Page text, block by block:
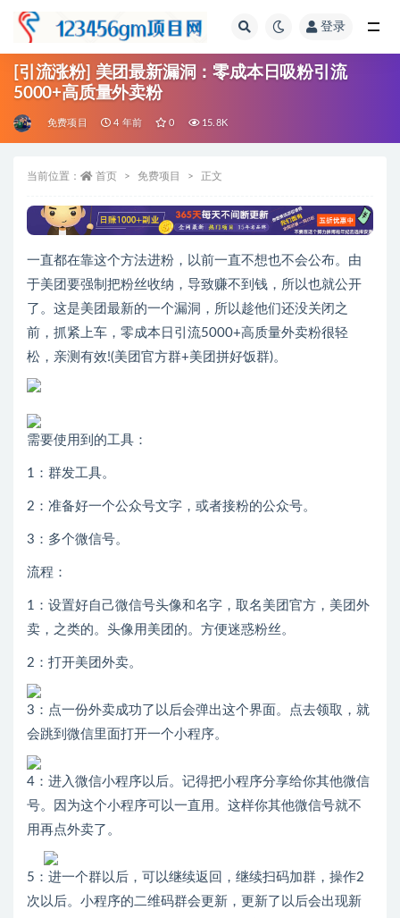
登录
[引流涨粉] 美团最新漏洞：零成本日吸粉引流
5000+高质量外卖粉
免费项目 4 年前 0 15.8K
当前位置： 首页 免费项目 正文
一直都在靠这个方法进粉，以前一直不想也不会公布。由
于美团要强制把粉丝收纳，导致赚不到钱，所以也就公开
了。这是美团最新的一个漏洞，所以趁他们还没关闭之
前，抓紧上车，零成本日引流5000+高质量外卖粉很轻
松，亲测有效!(美团官方群+美团拼好饭群)。
需要使用到的工具：
1：群发工具。
2：准备好一个公众号文字，或者接粉的公众号。
3：多个微信号。
流程：
1：设置好自己微信号头像和名字，取名美团官方，美团外
卖，之类的。头像用美团的。方便迷惑粉丝。
2：打开美团外卖。
3：点一份外卖成功了以后会弹出这个界面。点去领取，就
会跳到微信里面打开一个小程序。
4：进入微信小程序以后。记得把小程序分享给你其他微信
号。因为这个小程序可以一直用。这样你其他微信号就不
用再点外卖了。
5：进一个群以后，可以继续返回，继续扫码加群，操作2
次以后。小程序的二维码群会更新，更新了以后会出现新